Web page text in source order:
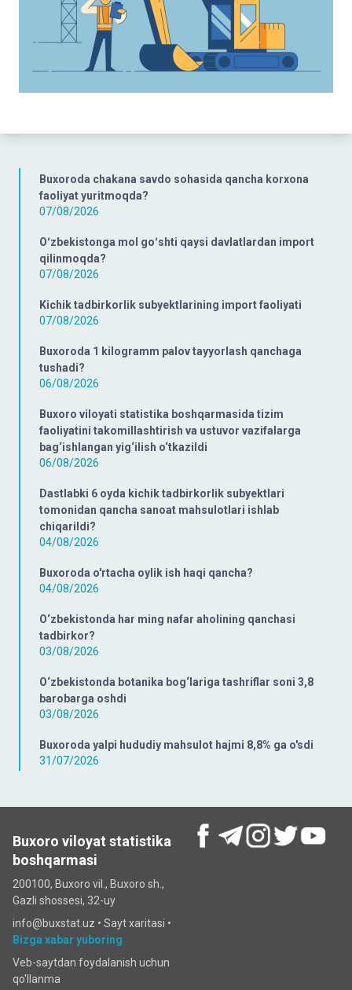
Buxoroda chakana savdo sohasida qancha korxona
faoliyat yuritmoqda?
07/08/2026
Oʻzbekistonga mol goʻshti qaysi davlatlardan import
qilinmoqda?
07/08/2026
Kichik tadbirkorlik subyektlarining import faoliyati
07/08/2026
Buxoroda 1 kilogramm palov tayyorlash qanchaga
tushadi?
06/08/2026
Buxoro viloyati statistika boshqarmasida tizim
faoliyatini takomillashtirish va ustuvor vazifalarga
bag‘ishlangan yig‘ilish o‘tkazildi
06/08/2026
Dastlabki 6 oyda kichik tadbirkorlik subyektlari
tomonidan qancha sanoat mahsulotlari ishlab
chiqarildi?
04/08/2026
Buxoroda o'rtacha oylik ish haqi qancha?
04/08/2026
O‘zbekistonda har ming nafar aholining qanchasi
tadbirkor?
03/08/2026
O‘zbekistonda botanika bog‘lariga tashriflar soni 3,8
barobarga oshdi
03/08/2026
Buxoroda yalpi hududiy mahsulot hajmi 8,8% ga o'sdi
31/07/2026
Buxoro viloyat statistika
boshqarmasi
200100, Buxoro vil., Buxoro sh.,
Gazli shossesi, 32-uy
info@buxstat.uz • Sayt xaritasi •
Bizga xabar yuboring
Veb-saytdan foydalanish uchun
qo'llanma